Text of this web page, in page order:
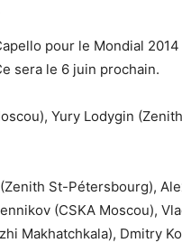
pour le Mondial
sera le 6 juin prochain.
Yury Lodygin
St-Pétersbourg),
(CSKA Moscou),
Makhatchkala), Dmitry